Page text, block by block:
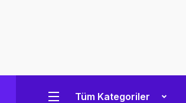
Tüm Kategoriler